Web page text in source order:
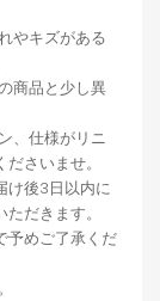
やキズがある
商品と少し異
、仕様がリニ
さいませ。
け後3日以内に
だきます。
予めご了承くだ